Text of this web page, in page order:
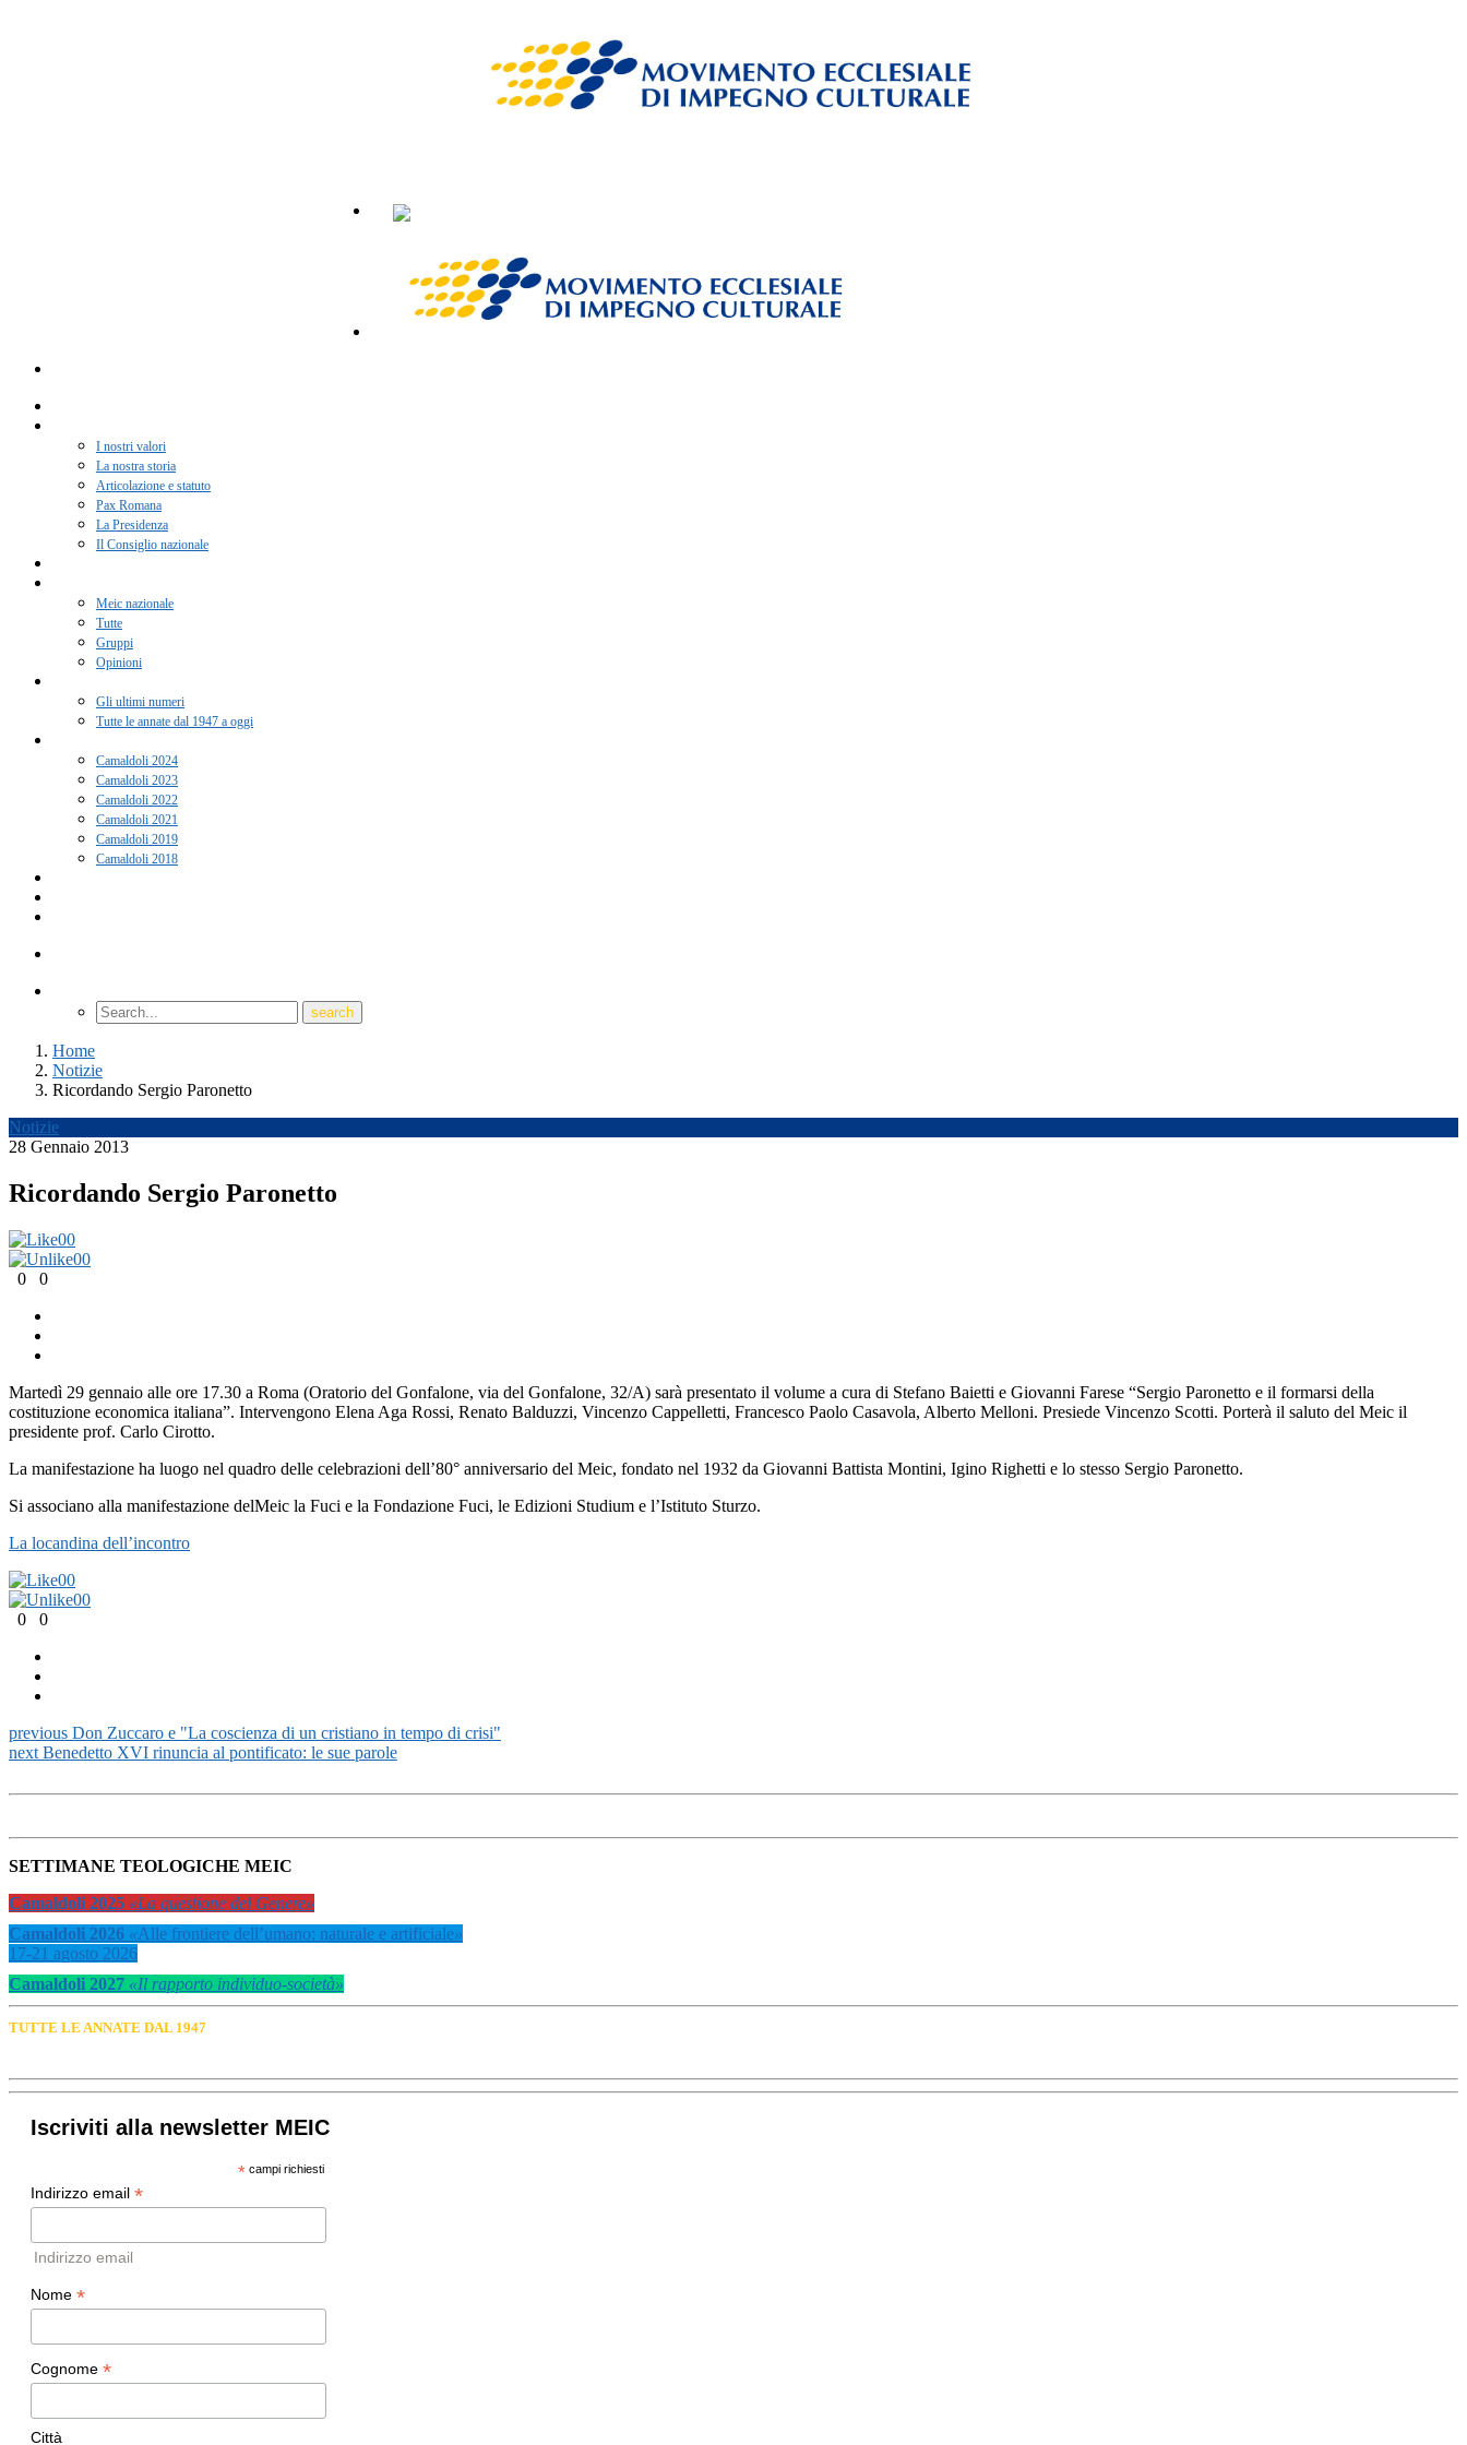
I nostri valori
La nostra storia
Articolazione e statuto
Pax Romana
La Presidenza
Il Consiglio nazionale
Meic nazionale
Tutte
Gruppi
Opinioni
Gli ultimi numeri
Tutte le annate dal 1947 a oggi
Camaldoli 2024
Camaldoli 2023
Camaldoli 2022
Camaldoli 2021
Camaldoli 2019
Camaldoli 2018
Home
Notizie
Ricordando Sergio Paronetto
Notizie
28 Gennaio 2013
Ricordando Sergio Paronetto
00
00
0
0
Martedì 29 gennaio alle ore 17.30 a Roma (Oratorio del Gonfalone, via del Gonfalone, 32/A) sarà presentato il volume a cura di Stefano Baietti e Giovanni Farese “Sergio Paronetto e il formarsi della
costituzione economica italiana”. Intervengono Elena Aga Rossi, Renato Balduzzi, Vincenzo Cappelletti, Francesco Paolo Casavola, Alberto Melloni. Presiede Vincenzo Scotti. Porterà il saluto del Meic il
presidente prof. Carlo Cirotto.
La manifestazione ha luogo nel quadro delle celebrazioni dell’80° anniversario del Meic, fondato nel 1932 da Giovanni Battista Montini, Igino Righetti e lo stesso Sergio Paronetto.
Si associano alla manifestazione delMeic la Fuci e la Fondazione Fuci, le Edizioni Studium e l’Istituto Sturzo.
La locandina dell’incontro
00
00
0
0
previous Don Zuccaro e "La coscienza di un cristiano in tempo di crisi"
next Benedetto XVI rinuncia al pontificato: le sue parole
SETTIMANE TEOLOGICHE MEIC
Camaldoli 2025 «La questione del Genere»
Camaldoli 2026 «Alle frontiere dell’umano: naturale e artificiale»
17-21 agosto 2026
Camaldoli 2027 «Il rapporto individuo-società»
TUTTE LE ANNATE DAL 1947
Iscriviti alla newsletter MEIC
*campi richiesti
Indirizzo email *
Indirizzo email
Nome *
Cognome *
Città